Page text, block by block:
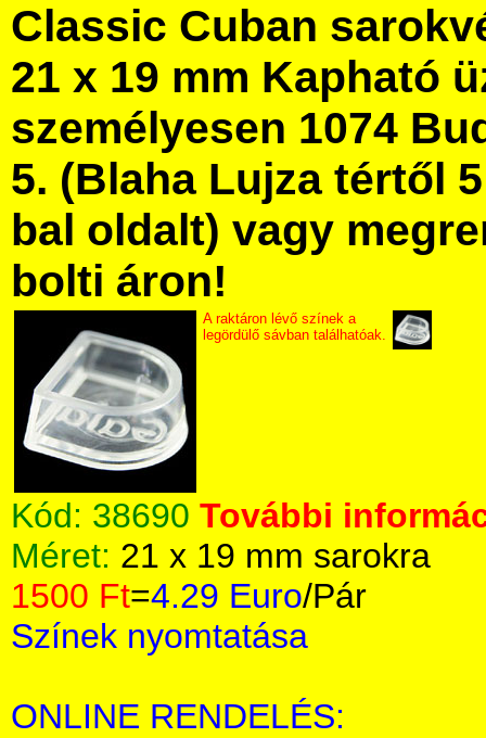
Classic Cuban
21 x 19 mm Kapható
személyesen 1074
5. (Blaha Lujza tértől
bal oldalt) vagy
bolti áron!
A raktáron lévő színek a
legördülő sávban találhatóak.
Kód: 38690 További
Méret: 21 x 19 mm sarokra
1500 Ft=4.29 Euro/Pár
Színek nyomtatása
ONLINE RENDELÉS: